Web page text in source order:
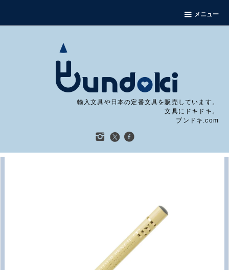
メニュー
輸入文具や日本の定番文具を販売しています。
文具にドキドキ。
ブンドキ.com